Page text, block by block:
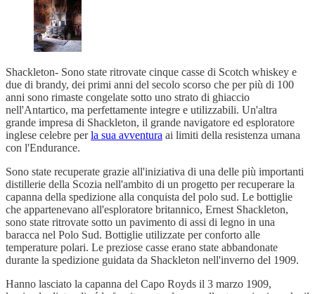
Shackleton- Sono state ritrovate cinque casse di Scotch whiskey e
due di brandy, dei primi anni del secolo scorso che per più di 100
anni sono rimaste congelate sotto uno strato di ghiaccio
nell'Antartico, ma perfettamente integre e utilizzabili. Un'altra
grande impresa di Shackleton, il grande navigatore ed esploratore
inglese celebre perla sua avventura ai limiti della resistenza umana
con l'Endurance.
Sono state recuperate grazie all'iniziativa di una delle più importanti
distillerie della Scozia nell'ambito di un progetto per recuperare la
capanna della spedizione alla conquista del polo sud. Le bottiglie
che appartenevano all'esploratore britannico, Ernest Shackleton,
sono state ritrovate sotto un pavimento di assi di legno in una
baracca nel Polo Sud. Bottiglie utilizzate per conforto alle
temperature polari. Le preziose casse erano state abbandonate
durante la spedizione guidata da Shackleton nell'inverno del 1909.
Hanno lasciato la capanna del Capo Royds il 3 marzo 1909,